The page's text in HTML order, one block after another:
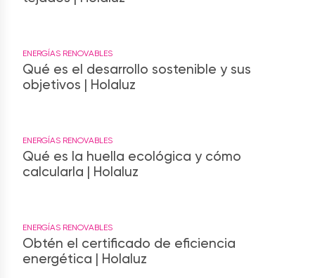
ENERGÍAS RENOVABLES
Qué es el desarrollo sostenible y sus
objetivos | Holaluz
ENERGÍAS RENOVABLES
Qué es la huella ecológica y cómo
calcularla | Holaluz
ENERGÍAS RENOVABLES
Obtén el certificado de eficiencia
energética | Holaluz